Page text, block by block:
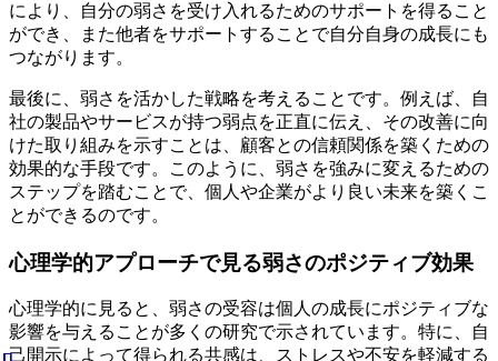
により、自分の弱さを受け入れるためのサポートを得ること
ができ、また他者をサポートすることで自分自身の成長にも
つながります。
最後に、弱さを活かした戦略を考えることです。例えば、自
社の製品やサービスが持つ弱点を正直に伝え、その改善に向
けた取り組みを示すことは、顧客との信頼関係を築くための
効果的な手段です。このように、弱さを強みに変えるための
ステップを踏むことで、個人や企業がより良い未来を築くこ
とができるのです。
心理学的アプローチで見る弱さのポジティブ効果
心理学的に見ると、弱さの受容は個人の成長にポジティブな
影響を与えることが多くの研究で示されています。特に、自
己開示によって得られる共感は、ストレスや不安を軽減する